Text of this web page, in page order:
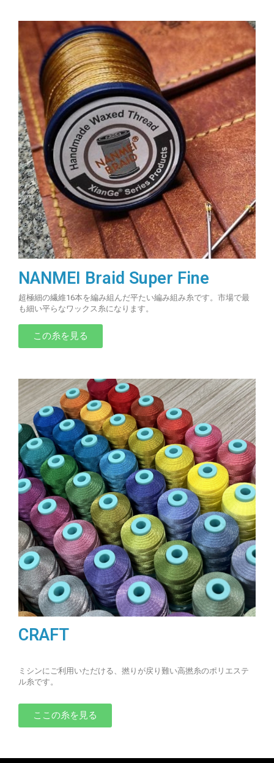
NANMEI Braid Super Fine
超極細の繊維16本を編み組んだ平たい編み組み糸です。市場で最
も細い平らなワックス糸になります。
この糸を見る
CRAFT
ミシンにご利用いただける、撚りが戻り難い高撚糸のポリエステ
ル糸です。
ここの糸を見る